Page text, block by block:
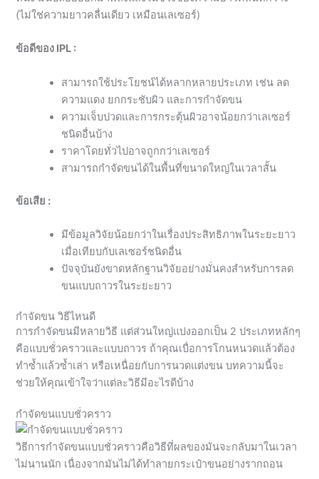
(ไม่ใช่ความยาวคลื่นเดียว เหมือนเลเซอร์)
ข้อดีของ IPL :
สามารถใช้ประโยชน์ได้หลากหลายประเภท เช่น ลด
ความแดง ยกกระชับผิว และการกำจัดขน
ความเจ็บปวดและการกระตุ้นผิวอาจน้อยกว่าเลเซอร์
ชนิดอื่นบ้าง
ราคาโดยทั่วไปอาจถูกกว่าเลเซอร์
สามารถกำจัดขนได้ในพื้นที่ขนาดใหญ่ในเวลาสั้น
ข้อเสีย :
มีข้อมูลวิจัยน้อยกว่าในเรื่องประสิทธิภาพในระยะยาว
เมื่อเทียบกับเลเซอร์ชนิดอื่น
ปัจจุบันยังขาดหลักฐานวิจัยอย่างมั่นคงสำหรับการลด
ขนแบบถาวรในระยะยาว
กำจัดขน วิธีไหนดี
การกำจัดขนมีหลายวิธี แต่ส่วนใหญ่แบ่งออกเป็น 2 ประเภทหลักๆ
คือแบบชั่วคราวและแบบถาวร ถ้าคุณเบื่อการโกนหนวดแล้วต้อง
ทำซ้ำแล้วซ้ำเล่า หรือเหนื่อยกับการนวดแต่งขน บทความนี้จะ
ช่วยให้คุณเข้าใจว่าแต่ละวิธีมีอะไรดีบ้าง
กำจัดขนแบบชั่วคราว
วิธีการกำจัดขนแบบชั่วคราวคือวิธีที่ผลของมันจะกลับมาในเวลา
ไม่นานนัก เนื่องจากมันไม่ได้ทำลายกระเป๋าขนอย่างรากถอน